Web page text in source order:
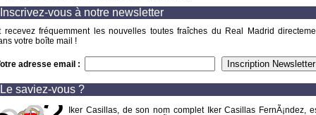
Inscrivez-vous à notre newsletter
recevez fréquemment les nouvelles toutes fraîches du Real Madrid
votre boîte mail !
adresse email :
Le saviez-vous ?
Iker Casillas, de son nom complet Iker Casillas FernÃ¡ndez,